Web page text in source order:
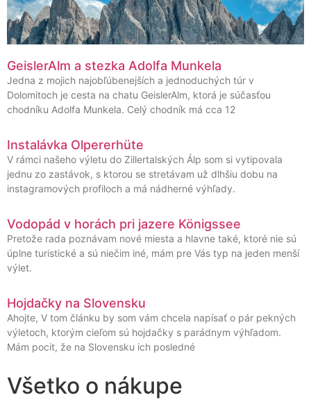
GeislerAlm a stezka Adolfa Munkela
Jedna z mojich najobľúbenejších a jednoduchých túr v
Dolomitoch je cesta na chatu GeislerAlm, ktorá je súčasťou
chodníku Adolfa Munkela. Celý chodník má cca 12
Instalávka Olpererhüte
V rámci našeho výletu do Zillertalských Álp som si vytipovala
jednu zo zastávok, s ktorou se stretávam už dlhšiu dobu na
instagramových profiloch a má nádherné výhľady.
Vodopád v horách pri jazere Königssee
Pretože rada poznávam nové miesta a hlavne také, ktoré nie sú
úplne turistické a sú niečim iné, mám pre Vás typ na jeden menší
výlet.
Hojdačky na Slovensku
Ahojte, V tom článku by som vám chcela napísať o pár pekných
výletoch, ktorým cieľom sú hojdačky s parádnym výhľadom.
Mám pocit, že na Slovensku ich posledné
Všetko o nákupe